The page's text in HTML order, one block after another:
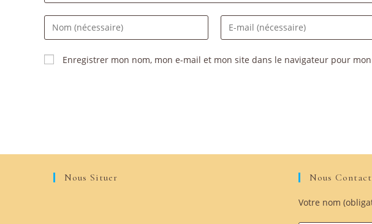
Enregistrer mon nom, mon e-mail et mon site dans le navigateur pour
Nous Situer Nous
Votre nom